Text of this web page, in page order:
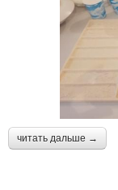
читать дальше →